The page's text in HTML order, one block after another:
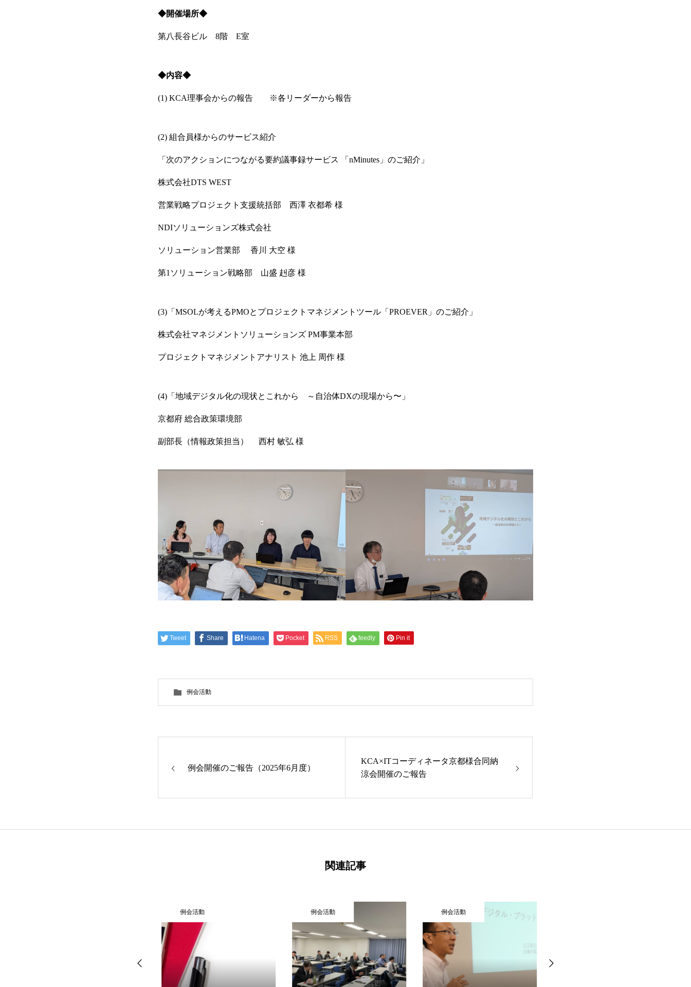
会員・サービス一覧
プライバシーポリシー
◆開催場所◆
第八長谷ビル 8階 E室
◆内容◆
(1) KCA理事会からの報告 ※各リーダーから報告
(2) 組合員様からのサービス紹介
「次のアクションにつながる要約議事録サービス 「nMinutes」のご紹介」
株式会社DTS WEST
営業戦略プロジェクト支援統括部 西澤 衣都希 様
NDIソリューションズ株式会社
ソリューション営業部 香川 大空 様
第1ソリューション戦略部 山盛 赳彦 様
(3)「MSOLが考えるPMOとプロジェクトマネジメントツール「PROEVER」のご紹介」
株式会社マネジメントソリューションズ PM事業本部
プロジェクトマネジメントアナリスト 池上 周作 様
(4)「地域デジタル化の現状とこれから ～自治体DXの現場から〜」
京都府 総合政策環境部
副部長（情報政策担当） 西村 敏弘 様
Tweet Share Hatena Pocket RSS feedly Pin it
例会活動
例会開催のご報告（2025年6月度）
KCA×ITコーディネータ京都様合同納
涼会開催のご報告
関連記事
例会活動 例会活動 例会活動